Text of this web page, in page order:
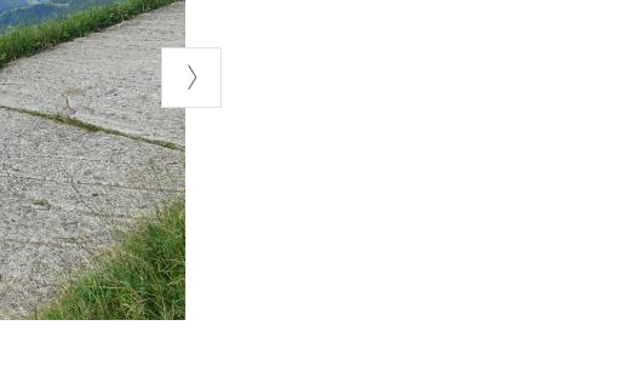
si scende invece a
a toccareCossagliodi
Serio, che